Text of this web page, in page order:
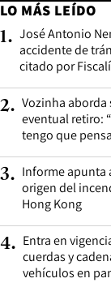
LO MÁS LEÍDO
1. José Antonio
accidente de
citado por
2. Vozinha aborda
eventual retiro:
tengo que
3. Informe apunta
origen del
Hong Kong
4. Entra en
cuerdas y
vehículos en